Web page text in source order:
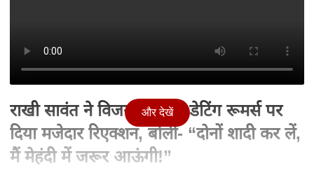
राखी सावंत ने विजय-तृषा की डेटिंग रूमर्स पर
दिया मजेदार रिएक्शन, बोलीं- “दोनों शादी कर लें,
मैं मेहंदी में जरूर आऊंगी!”
और देखें